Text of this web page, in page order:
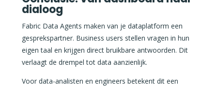
dialoog
Fabric Data Agents maken van je dataplatform een
gesprekspartner. Business users stellen vragen in hun
eigen taal en krijgen direct bruikbare antwoorden. Dit
verlaagt de drempel tot data aanzienlijk.
Voor data-analisten en engineers betekent dit een